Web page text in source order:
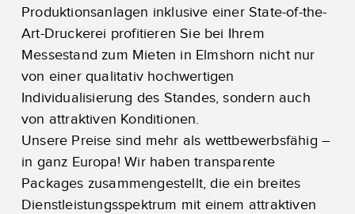
Produktionsanlagen inklusive einer State-of-the-
Art-Druckerei profitieren Sie bei Ihrem
Messestand zum Mieten in Elmshorn nicht nur
von einer qualitativ hochwertigen
Individualisierung des Standes, sondern auch
von attraktiven Konditionen.
Unsere Preise sind mehr als wettbewerbsfähig –
in ganz Europa! Wir haben transparente
Packages zusammengestellt, die ein breites
Dienstleistungsspektrum mit einem attraktiven